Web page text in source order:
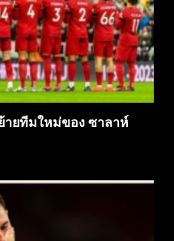
ายทีมใหม่ของ ซาลาห์